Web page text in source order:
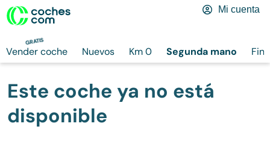
GRATIS
Vender coche Nuevos Km 0 Segunda mano
Mi cuenta
Este coche ya no está
disponible